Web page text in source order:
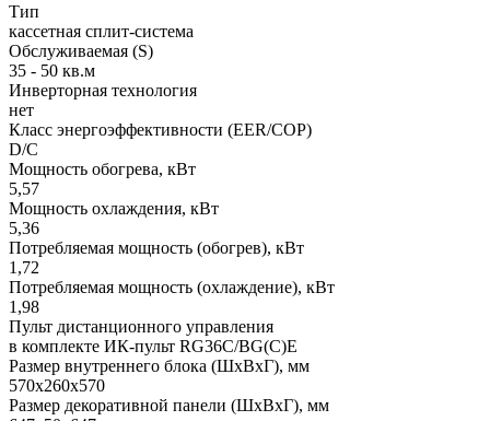
Тип
кассетная сплит-система
Обслуживаемая (S)
35 - 50 кв.м
Инверторная технология
нет
Класс энергоэффективности (EER/COP)
D/C
Мощность обогрева, кВт
5,57
Мощность охлаждения, кВт
5,36
Потребляемая мощность (обогрев), кВт
1,72
Потребляемая мощность (охлаждение), кВт
1,98
Пульт дистанционного управления
в комплекте ИК-пульт RG36C/BG(C)E
Размер внутреннего блока (ШхВхГ), мм
570x260x570
Размер декоративной панели (ШхВхГ), мм